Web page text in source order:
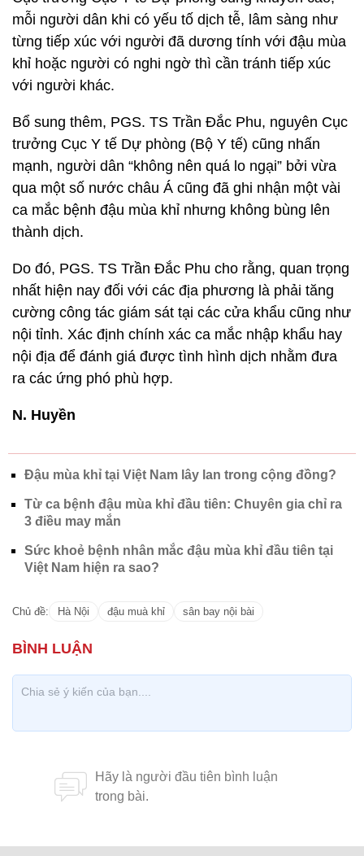
mỗi người dân khi có yếu tố dịch tễ, lâm sàng như
từng tiếp xúc với người đã dương tính với đậu mùa
khỉ hoặc người có nghi ngờ thì cần tránh tiếp xúc
với người khác.
Bổ sung thêm, PGS. TS Trần Đắc Phu, nguyên Cục
trưởng Cục Y tế Dự phòng (Bộ Y tế) cũng nhấn
mạnh, người dân “không nên quá lo ngại” bởi vừa
qua một số nước châu Á cũng đã ghi nhận một vài
ca mắc bệnh đậu mùa khỉ nhưng không bùng lên
thành dịch.
Do đó, PGS. TS Trần Đắc Phu cho rằng, quan trọng
nhất hiện nay đối với các địa phương là phải tăng
cường công tác giám sát tại các cửa khẩu cũng như
nội tỉnh. Xác định chính xác ca mắc nhập khẩu hay
nội địa để đánh giá được tình hình dịch nhằm đưa
ra các ứng phó phù hợp.
N. Huyền
Đậu mùa khỉ tại Việt Nam lây lan trong cộng đồng?
Từ ca bệnh đậu mùa khỉ đầu tiên: Chuyên gia chỉ ra
3 điều may mắn
Sức khoẻ bệnh nhân mắc đậu mùa khỉ đầu tiên tại
Việt Nam hiện ra sao?
Chủ đề: Hà Nội đậu muà khỉ sân bay nội bài